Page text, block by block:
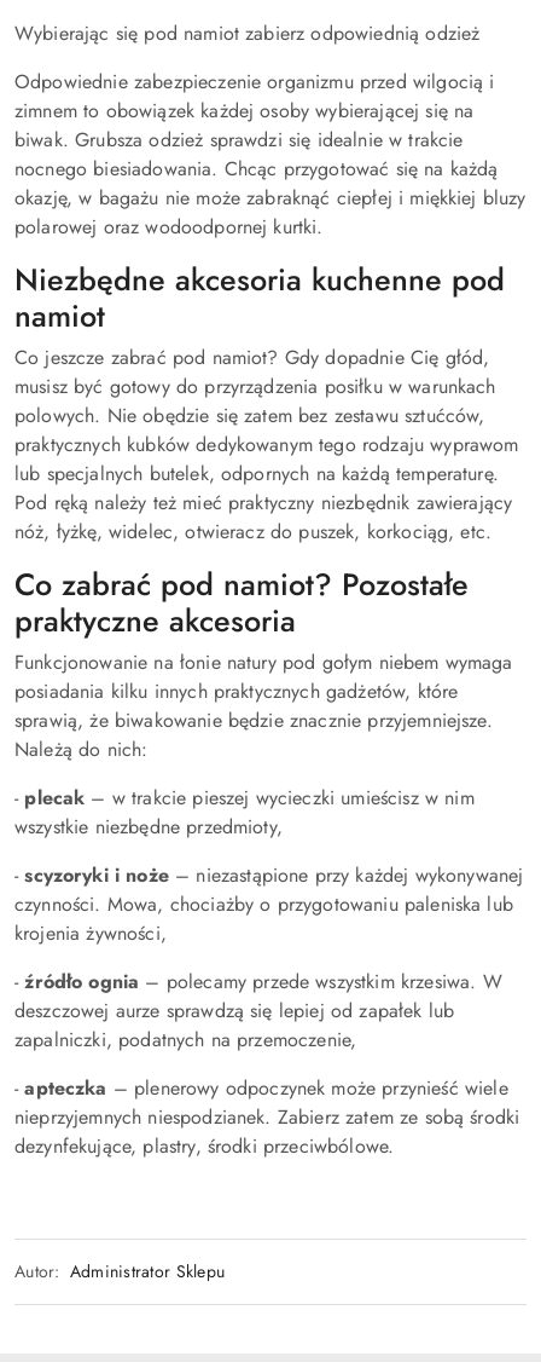
Wybierając się pod namiot zabierz odpowiednią odzież
Odpowiednie zabezpieczenie organizmu przed wilgocią i
zimnem to obowiązek każdej osoby wybierającej się na
biwak. Grubsza odzież sprawdzi się idealnie w trakcie
nocnego biesiadowania. Chcąc przygotować się na każdą
okazję, w bagażu nie może zabraknąć ciepłej i miękkiej bluzy
polarowej oraz wodoodpornej kurtki.
Niezbędne akcesoria kuchenne pod
namiot
Co jeszcze zabrać pod namiot? Gdy dopadnie Cię głód,
musisz być gotowy do przyrządzenia posiłku w warunkach
polowych. Nie obędzie się zatem bez zestawu sztućców,
praktycznych kubków dedykowanym tego rodzaju wyprawom
lub specjalnych butelek, odpornych na każdą temperaturę.
Pod ręką należy też mieć praktyczny niezbędnik zawierający
nóż, łyżkę, widelec, otwieracz do puszek, korkociąg, etc.
Co zabrać pod namiot? Pozostałe
praktyczne akcesoria
Funkcjonowanie na łonie natury pod gołym niebem wymaga
posiadania kilku innych praktycznych gadżetów, które
sprawią, że biwakowanie będzie znacznie przyjemniejsze.
Należą do nich:
- plecak – w trakcie pieszej wycieczki umieścisz w nim
wszystkie niezbędne przedmioty,
- scyzoryki i noże – niezastąpione przy każdej wykonywanej
czynności. Mowa, chociażby o przygotowaniu paleniska lub
krojenia żywności,
- źródło ognia – polecamy przede wszystkim krzesiwa. W
deszczowej aurze sprawdzą się lepiej od zapałek lub
zapalniczki, podatnych na przemoczenie,
- apteczka – plenerowy odpoczynek może przynieść wiele
nieprzyjemnych niespodzianek. Zabierz zatem ze sobą środki
dezynfekujące, plastry, środki przeciwbólowe.
Autor: Administrator Sklepu